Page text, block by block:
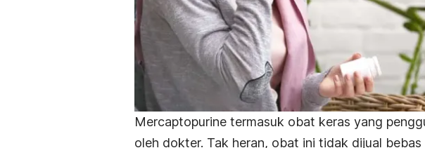
Mercaptopurine termasuk obat keras yang
oleh dokter. Tak heran, obat ini tidak dijual